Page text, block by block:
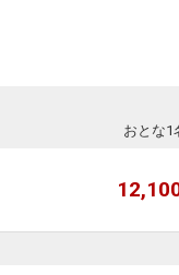
おとな1